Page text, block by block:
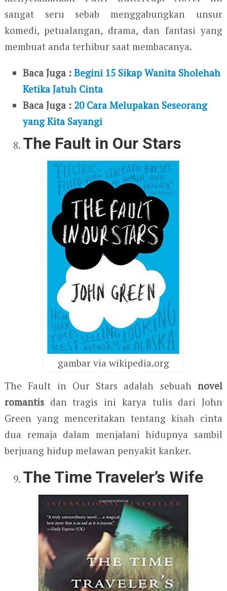
sangat seru sebab menggabungkan unsur
komedi, petualangan, drama, dan fantasi yang
membuat anda terhibur saat membacanya.
Baca Juga :Begini 15 Sikap Wanita Sholehah
Ketika Jatuh Cinta
Baca Juga : 20 Cara Melupakan Seseorang
yang Kita Sayangi
The Fault in Our Stars
gambar via wikipedia.org
The Fault in Our Stars adalah sebuahnovel
romantisdan tragis ini karya tulis dari John
Green yang menceritakan tentang kisah cinta
dua remaja dalam menjalani hidupnya sambil
berjuang hidup melawan penyakit kanker.
The Time Traveler’s Wife